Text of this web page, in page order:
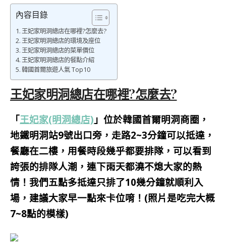
內容目錄
王妃家明洞總店在哪裡?怎麼去?
王妃家明洞總店的環境及座位
王妃家明洞總店的菜單價位
王妃家明洞總店的餐點介紹
韓國首爾旅遊人氣 Top10
王妃家明洞總店在哪裡?怎麼去?
「王妃家(明洞總店) 」位於韓國首爾明洞商圈，
地鐵明洞站9號出口旁，走路2~3分鐘可以抵達，
餐廳在二樓，用餐時段幾乎都要排隊，可以看到
誇張的排隊人潮，連下雨天都澆不熄大家的熱
情！我們五點多抵達只排了10幾分鐘就順利入
場，建議大家早一點來卡位唷！(照片是吃完大概
7~8點的模樣)